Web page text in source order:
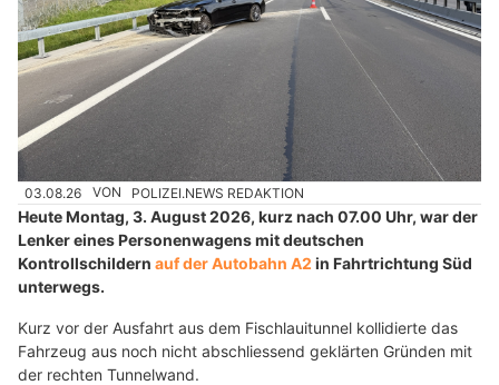
03.08.26 VON POLIZEI.NEWS REDAKTION
Heute Montag, 3. August 2026, kurz nach 07.00 Uhr, war der
Lenker eines Personenwagens mit deutschen
Kontrollschildern auf der Autobahn A2 in Fahrtrichtung Süd
unterwegs.
Kurz vor der Ausfahrt aus dem Fischlauitunnel kollidierte das
Fahrzeug aus noch nicht abschliessend geklärten Gründen mit
der rechten Tunnelwand.